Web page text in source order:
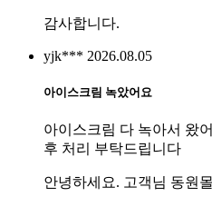
감사합니다.
yjk*** 2026.08.05
아이스크림 녹았어요
아이스크림 다 녹아서 왔
후 처리 부탁드립니다
안녕하세요. 고객님 동원